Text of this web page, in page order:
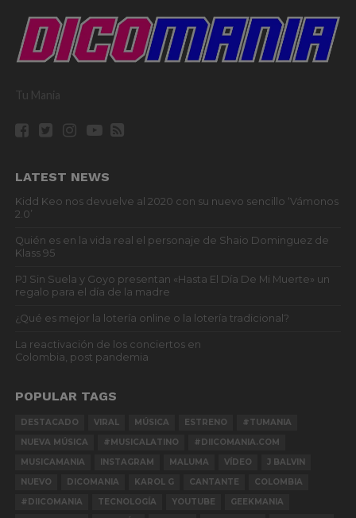
Tu Mania
LATEST NEWS
Kidd Keo nos devuelve al 2020 con su nuevo sencillo ‘Vámonos
2.0’
Quién es en la vida real el personaje de Shaio Dominguez de
Klass 95
PJ Sin Suela y Goyo presentan «Hasta El Día De Mi Muerte» un
regalo para el día de la madre
¿Qué es mejor la lotería online o la lotería tradicional?
La reactivación de los conciertos en
Colombia, post pandemia
POPULAR TAGS
DESTACADO VIRAL MÚSICA ESTRENO
#TUMANIA
NUEVA MÚSICA
#MUSICALATINO
#DIICOMANIA.COM
MUSICAMANIA
INSTAGRAM MALUMA VÍDEO
J BALVIN
NUEVO
DICOMANIA KAROL G CANTANTE
COLOMBIA
#DIICOMANIA
TECNOLOGÍA YOUTUBE
GEEKMANIA